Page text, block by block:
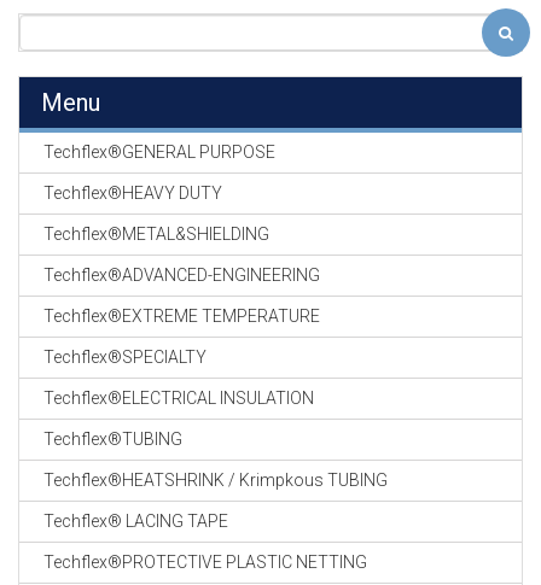
Menu
Techflex®GENERAL PURPOSE
Techflex®HEAVY DUTY
Techflex®METAL&SHIELDING
Techflex®ADVANCED-ENGINEERING
Techflex®EXTREME TEMPERATURE
Techflex®SPECIALTY
Techflex®ELECTRICAL INSULATION
Techflex®TUBING
Techflex®HEATSHRINK / Krimpkous TUBING
Techflex® LACING TAPE
Techflex®PROTECTIVE PLASTIC NETTING